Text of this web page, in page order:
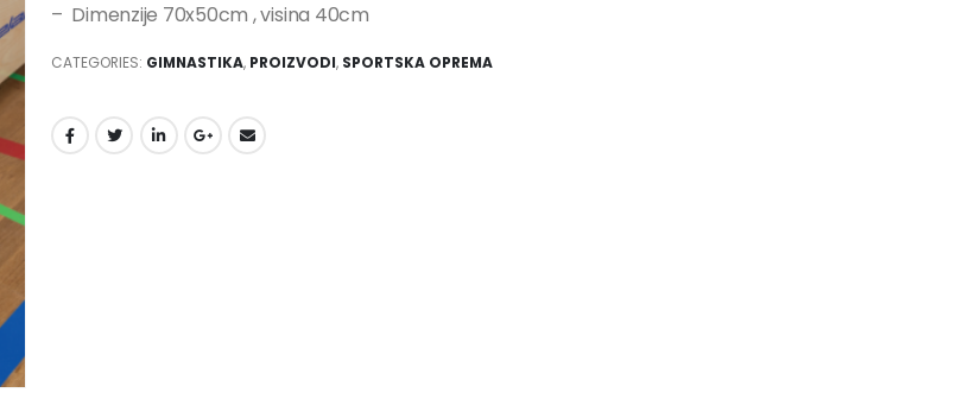
– Dimenzije 70x50cm , visina 40cm
CATEGORIES: GIMNASTIKA, PROIZVODI, SPORTSKA OPREMA